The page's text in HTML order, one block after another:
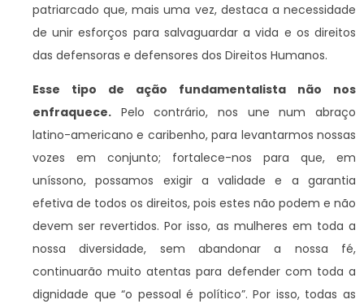
patriarcado que, mais uma vez, destaca a necessidade
de unir esforços para salvaguardar a vida e os direitos
das defensoras e defensores dos Direitos Humanos.
Esse tipo de ação fundamentalista não nos
enfraquece. Pelo contrário, nos une num abraço
latino-americano e caribenho, para levantarmos nossas
vozes em conjunto; fortalece-nos para que, em
uníssono, possamos exigir a validade e a garantia
efetiva de todos os direitos, pois estes não podem e não
devem ser revertidos. Por isso, as mulheres em toda a
nossa diversidade, sem abandonar a nossa fé,
continuarão muito atentas para defender com toda a
dignidade que “o pessoal é político”. Por isso, todas as